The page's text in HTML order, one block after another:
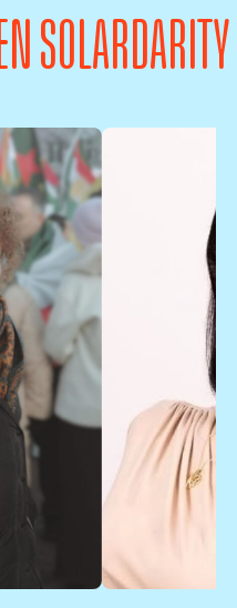
SOLARDARITY